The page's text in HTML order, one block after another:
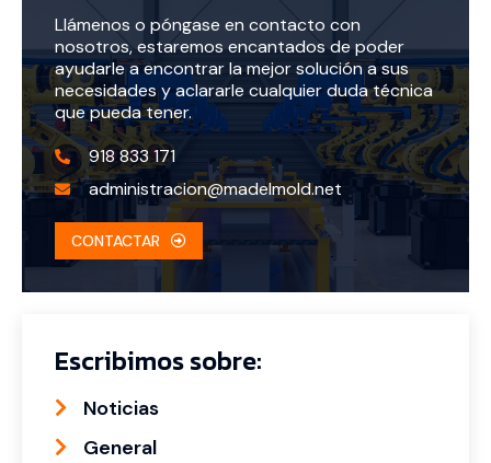
Llámenos o póngase en contacto con
nosotros, estaremos encantados de poder
ayudarle a encontrar la mejor solución a sus
necesidades y aclararle cualquier duda técnica
que pueda tener.
918 833 171
administracion@madelmold.net
CONTACTAR
Escribimos sobre:
Noticias
General